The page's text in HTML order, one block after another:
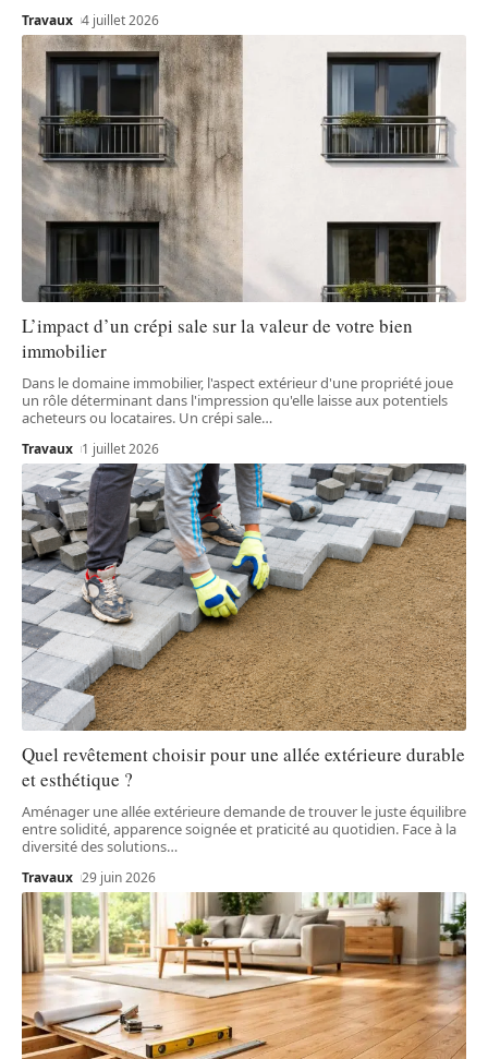
Travaux 4 juillet 2026
L’impact d’un crépi sale sur la valeur de votre bien
immobilier
Dans le domaine immobilier, l'aspect extérieur d'une propriété joue
un rôle déterminant dans l'impression qu'elle laisse aux potentiels
acheteurs ou locataires. Un crépi sale…
Travaux 1 juillet 2026
Quel revêtement choisir pour une allée extérieure durable
et esthétique ?
Aménager une allée extérieure demande de trouver le juste équilibre
entre solidité, apparence soignée et praticité au quotidien. Face à la
diversité des solutions…
Travaux 29 juin 2026